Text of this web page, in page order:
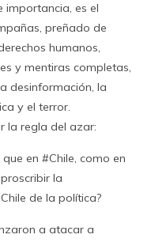
importancia, es el
preñado de
humanos,
y mentiras completas,
desinformación, la
y el terror.
la regla del azar:
en #Chile, como en
la
de la política?
a atacar a